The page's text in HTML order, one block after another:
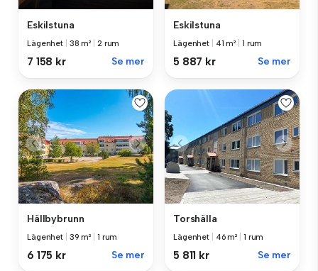
Eskilstuna
Lägenhet 38 m² 2 rum
7 158 kr Se mer
Eskilstuna
Lägenhet 41 m² 1 rum
5 887 kr Se mer
Hällbybrunn
Lägenhet 39 m² 1 rum
6 175 kr Se mer
Torshälla
Lägenhet 46 m² 1 rum
5 811 kr Se mer